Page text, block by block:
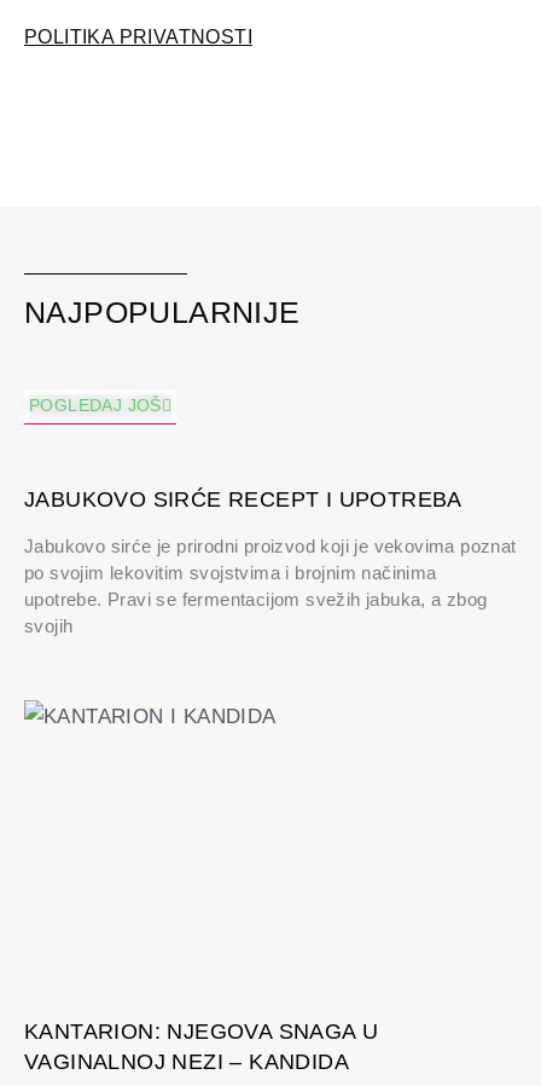
POLITIKA PRIVATNOSTI
NAJPOPULARNIJE
POGLEDAJ JOŠ
JABUKOVO SIRĆE RECEPT I UPOTREBA
Jabukovo sirće je prirodni proizvod koji je vekovima poznat
po svojim lekovitim svojstvima i brojnim načinima
upotrebe. Pravi se fermentacijom svežih jabuka, a zbog
svojih
KANTARION: NJEGOVA SNAGA U
VAGINALNOJ NEZI – KANDIDA